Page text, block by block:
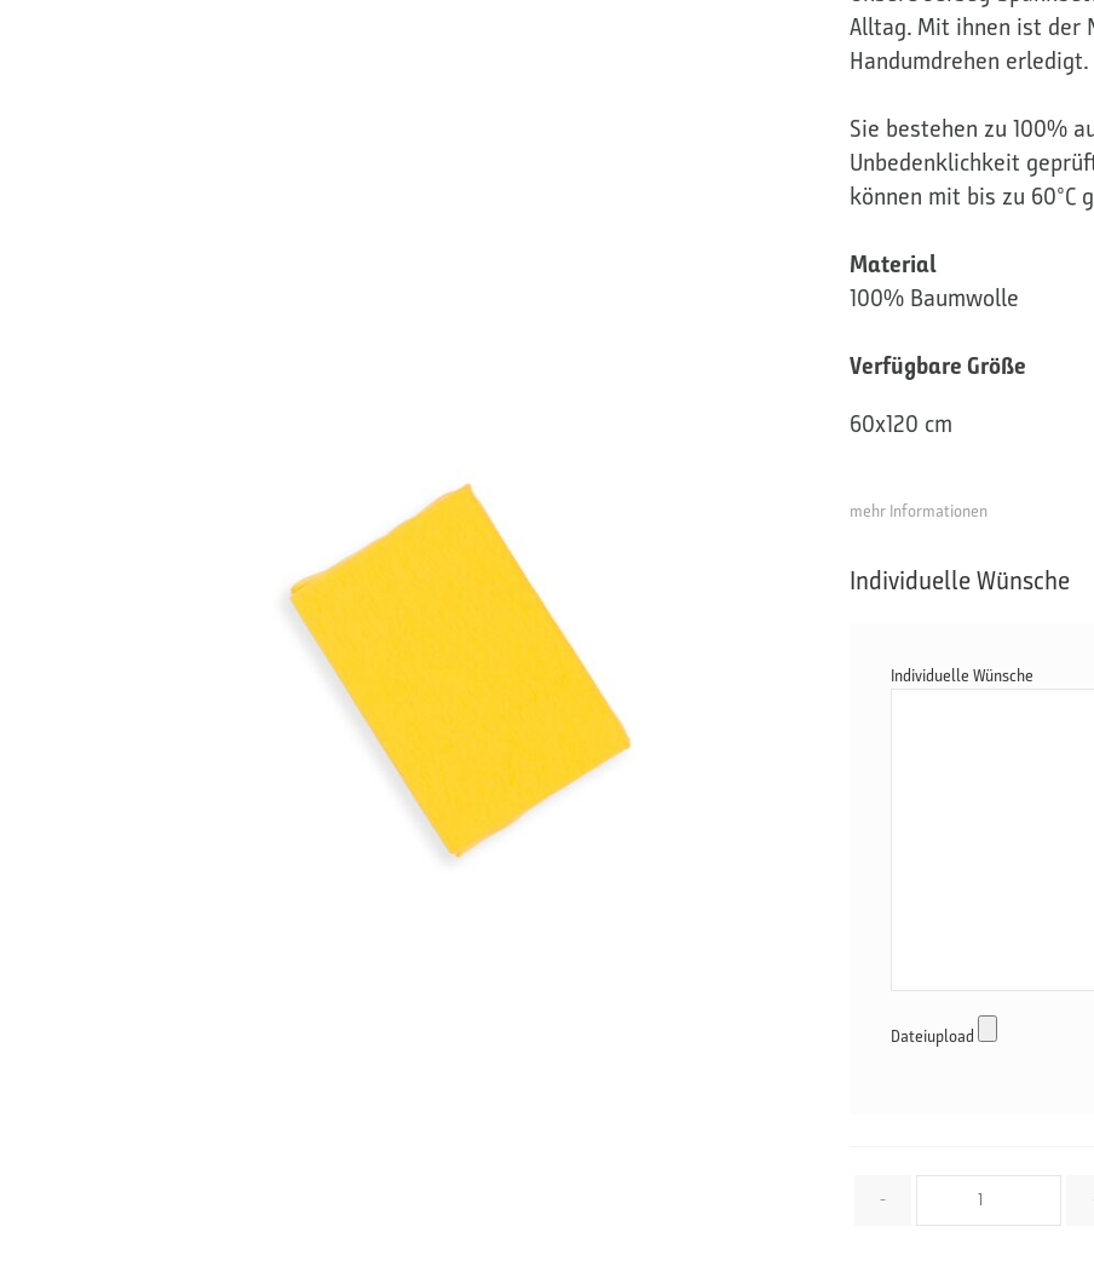
Alltag. Mit ihnen ist der
Handumdrehen erledigt.
Sie bestehen zu 100%
Unbedenklichkeit
können mit bis zu 60°C
Material
100% Baumwolle
Verfügbare Größe
60x120 cm
mehr Informationen
Individuelle Wünsche
Individuelle Wünsche
Dateiupload
-